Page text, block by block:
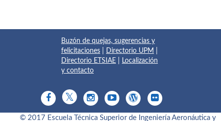
Buzón de quejas, sugerencias y
felicitaciones
Directorio UPM
Directorio ETSIAE
Localización
y contacto
© 2017 Escuela Técnica Superior de Ingeniería Aeronáutica y